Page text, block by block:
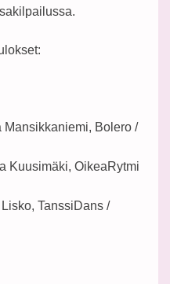
Mansikkaniemi, Bolero /
Kuusimäki, OikeaRytmi
TanssiDans /